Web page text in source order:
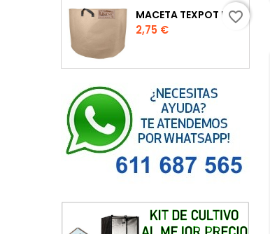
MACETA TEXPOT URBAN COLOR ARENA
Precio
2,75 €
favorite_border